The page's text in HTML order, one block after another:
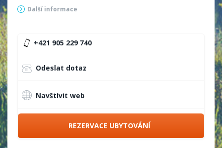
Další informace
+421 905 229 740
Odeslat dotaz
Navštívit web
REZERVACE UBYTOVÁNÍ